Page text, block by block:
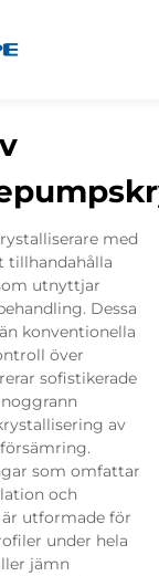
med
tillhandahålla
utnyttjar
Dessa
konventionella
över
sofistikerade
av
som omfattar
och
är utformade för
under hela
jämn